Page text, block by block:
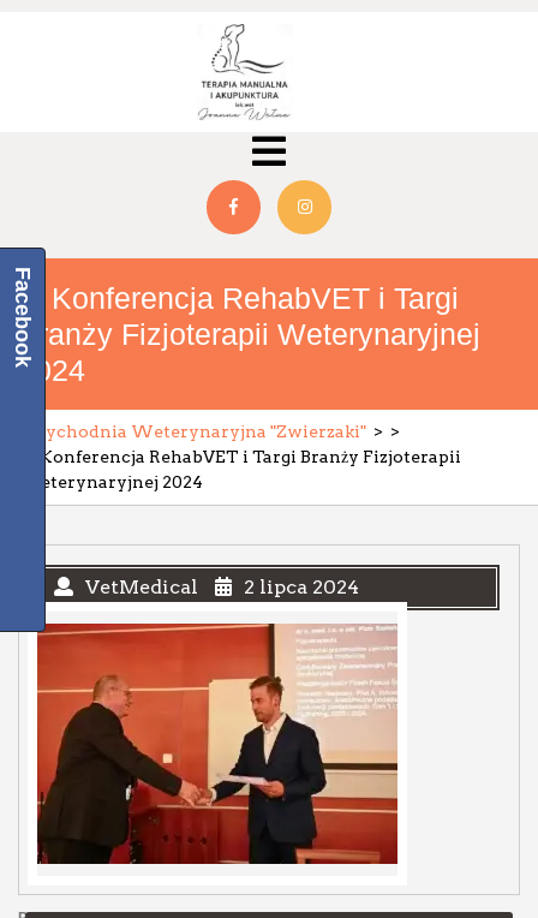
III Konferencja RehabVET i Targi
Branży Fizjoterapii Weterynaryjnej
2024
Przychodnia Weterynaryjna "Zwierzaki" > >
III Konferencja RehabVET i Targi Branży Fizjoterapii
Weterynaryjnej 2024
VetMedical 2 lipca 2024
Facebook